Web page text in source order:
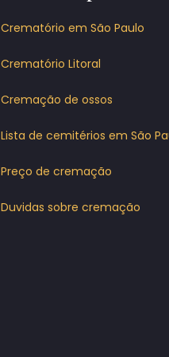
Crematório em São Paulo
Crematório Litoral
Cremação de ossos
Lista de cemitérios em São
Preço de cremação
Duvidas sobre cremação